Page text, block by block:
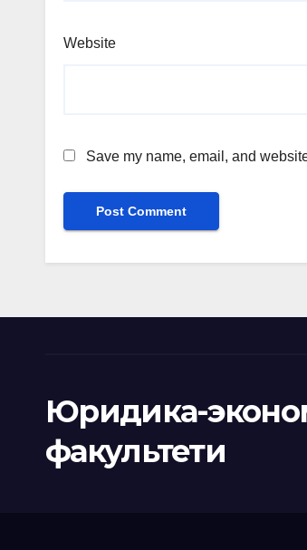
Website
Save my name, email, and
Юридика-
факультети